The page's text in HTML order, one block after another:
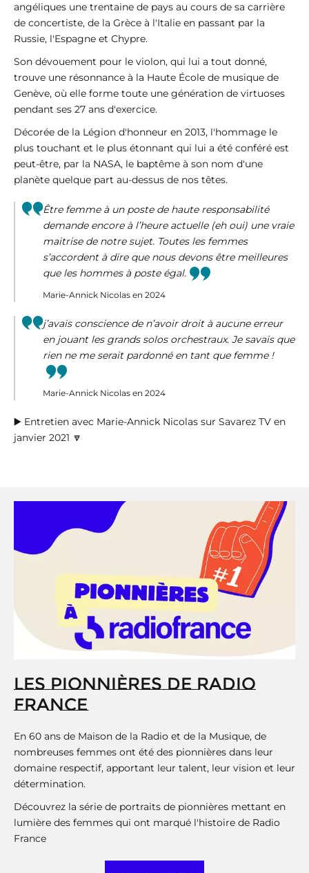
angéliques une trentaine de pays au cours de sa carrière
de concertiste, de la Grèce à l'Italie en passant par la
Russie, l'Espagne et Chypre.
Son dévouement pour le violon, qui lui a tout donné,
trouve une résonnance à la Haute École de musique de
Genève, où elle forme toute une génération de virtuoses
pendant ses 27 ans d'exercice.
Décorée de la Légion d'honneur en 2013, l'hommage le
plus touchant et le plus étonnant qui lui a été conféré est
peut-être, par la NASA, le baptême à son nom d'une
planète quelque part au-dessus de nos têtes.
Être femme à un poste de haute responsabilité
demande encore à l’heure actuelle (eh oui) une vraie
maitrise de notre sujet. Toutes les femmes
s’accordent à dire que nous devons être meilleures
que les hommes à poste égal.
Marie-Annick Nicolas en 2024
j’avais conscience de n’avoir droit à aucune erreur
en jouant les grands solos orchestraux. Je savais que
rien ne me serait pardonné en tant que femme !
Marie-Annick Nicolas en 2024
▶️ Entretien avec Marie-Annick Nicolas sur Savarez TV en
janvier 2021 🔽
LES PIONNIÈRES DE RADIO
FRANCE
En 60 ans de Maison de la Radio et de la Musique, de
nombreuses femmes ont été des pionnières dans leur
domaine respectif, apportant leur talent, leur vision et leur
détermination.
Découvrez la série de portraits de pionnières mettant en
lumière des femmes qui ont marqué l'histoire de Radio
France